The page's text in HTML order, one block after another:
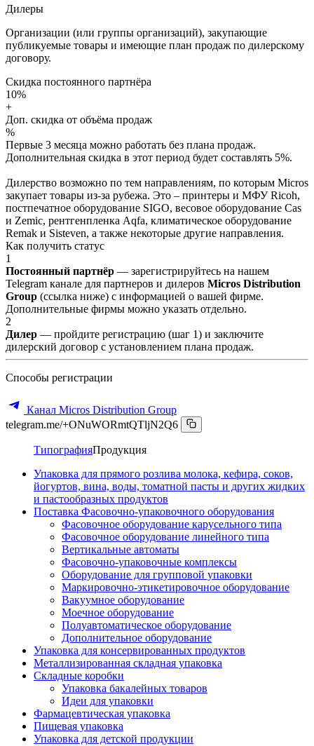
Дилеры
Организации (или группы организаций), закупающие
публикуемые товары и имеющие план продаж по дилерскому
договору.
Скидка постоянного партнёра
10%
+
Доп. скидка от объёма продаж
%
Первые 3 месяца можно работать без плана продаж.
Дополнительная скидка в этот период будет составлять 5%.
Дилерство возможно по тем направлениям, по которым Micros
закупает товары из-за рубежа. Это – принтеры и МФУ Ricoh,
постпечатное оборудование SIGO, весовое оборудование Cas
и Zemic, рентгенпленка Aqfa, климатическое оборудование
Remak и Sisteven, а также некоторые другие направления.
Как получить статус
1
Постоянный партнёр — зарегистрируйтесь на нашем
Telegram канале для партнеров и дилеров Micros Distribution
Group (ссылка ниже) с информацией о вашей фирме.
Дополнительные фирмы можно указать отдельно.
2
Дилер — пройдите регистрацию (шаг 1) и заключите
дилерский договор с установлением плана продаж.
Способы регистрации
Канал Micros Distribution Group
telegram.me/+ONuWORmtQTljN2Q6
ТипографияПродукция
Упаковка для прямого розлива молока, кефира, соков,
йогуртов, вина, воды, томатной пасты и других жидких
и пастообразных продуктов
Поставка Фасовочно-упаковочного оборудования
Фасовочное оборудование карусельного типа
Фасовочное оборудование линейного типа
Вертикальные автоматы
Фасовочно-упаковочные комплексы
Оборудование для групповой упаковки
Маркировочно-этикетировочное оборудование
Вакуумное оборудование
Моечное оборудование
Полуавтоматическое оборудование
Дополнительное оборудование
Упаковка для консервированных продуктов
Металлизированная складная упаковка
Складные коробки
Упаковка бакалейных товаров
Идеи для упаковки
Фармацевтическая упаковка
Пищевая упаковка
Упаковка для детской продукции